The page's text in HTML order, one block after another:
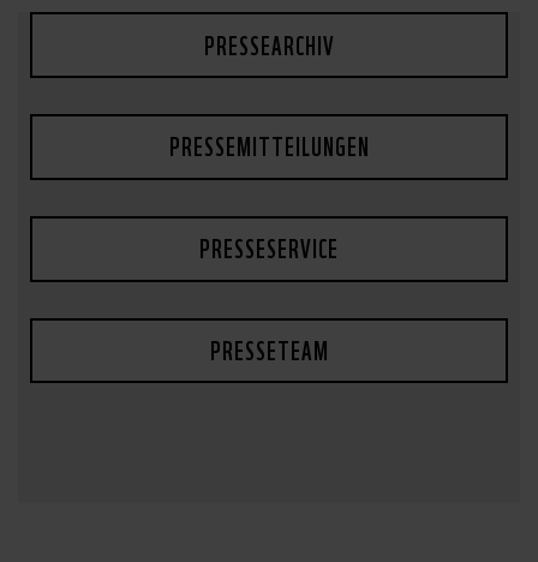
PRESSEARCHIV
PRESSEMITTEILUNGEN
PRESSESERVICE
PRESSETEAM